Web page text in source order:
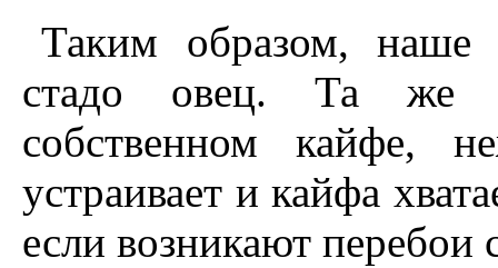
Таким образом, наше
стадо овец. Та же
собственном кайфе,
устраивает и кайфа
если возникают перебои